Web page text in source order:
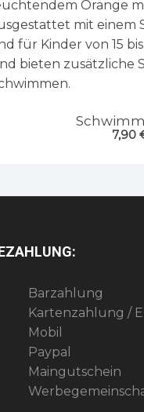
7,90
Barzahlung
Kartenzahlung /
Mobil
Paypal
Maingutschein